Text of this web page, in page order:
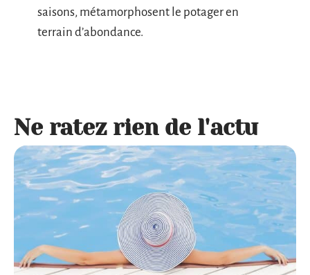
saisons, métamorphosent le potager en
terrain d’abondance.
Ne ratez rien de l'actu